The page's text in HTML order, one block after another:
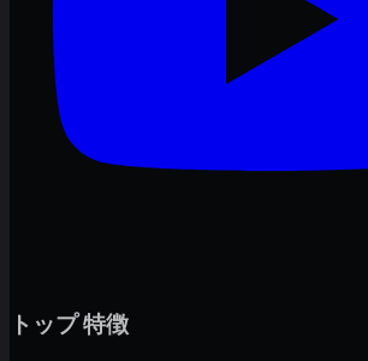
トップ 特徴